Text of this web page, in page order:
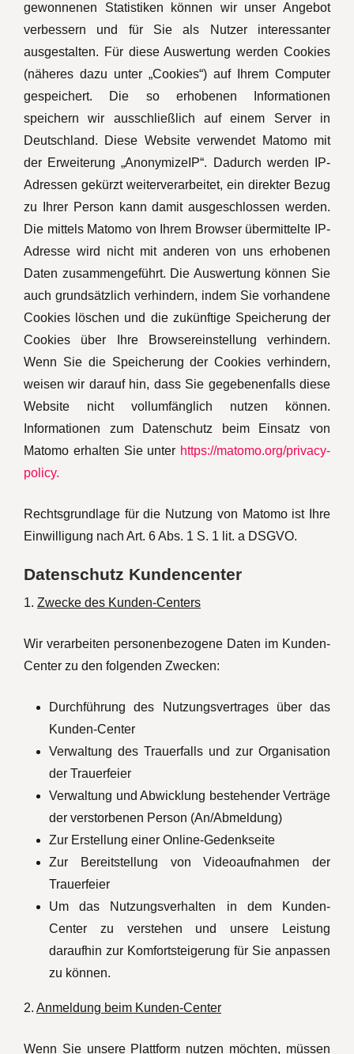
gewonnenen Statistiken können wir unser Angebot
verbessern und für Sie als Nutzer interessanter
ausgestalten. Für diese Auswertung werden Cookies
(näheres dazu unter „Cookies“) auf Ihrem Computer
gespeichert. Die so erhobenen Informationen
speichern wir ausschließlich auf einem Server in
Deutschland. Diese Website verwendet Matomo mit
der Erweiterung „AnonymizeIP“. Dadurch werden IP-
Adressen gekürzt weiterverarbeitet, ein direkter Bezug
zu Ihrer Person kann damit ausgeschlossen werden.
Die mittels Matomo von Ihrem Browser übermittelte IP-
Adresse wird nicht mit anderen von uns erhobenen
Daten zusammengeführt. Die Auswertung können Sie
auch grundsätzlich verhindern, indem Sie vorhandene
Cookies löschen und die zukünftige Speicherung der
Cookies über Ihre Browsereinstellung verhindern.
Wenn Sie die Speicherung der Cookies verhindern,
weisen wir darauf hin, dass Sie gegebenenfalls diese
Website nicht vollumfänglich nutzen können.
Informationen zum Datenschutz beim Einsatz von
Matomo erhalten Sie unter https://matomo.org/privacy-
policy.
Rechtsgrundlage für die Nutzung von Matomo ist Ihre
Einwilligung nach Art. 6 Abs. 1 S. 1 lit. a DSGVO.
Datenschutz Kundencenter
1. Zwecke des Kunden-Centers
Wir verarbeiten personenbezogene Daten im Kunden-
Center zu den folgenden Zwecken:
Durchführung des Nutzungsvertrages über das
Kunden-Center
Verwaltung des Trauerfalls und zur Organisation
der Trauerfeier
Verwaltung und Abwicklung bestehender Verträge
der verstorbenen Person (An/Abmeldung)
Zur Erstellung einer Online-Gedenkseite
Zur Bereitstellung von Videoaufnahmen der
Trauerfeier
Um das Nutzungsverhalten in dem Kunden-
Center zu verstehen und unsere Leistung
daraufhin zur Komfortsteigerung für Sie anpassen
zu können.
2. Anmeldung beim Kunden-Center
Wenn Sie unsere Plattform nutzen möchten, müssen